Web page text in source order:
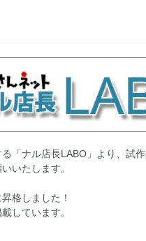
「ナル店長LABO」より、試
いたします。
格しました！
しています。